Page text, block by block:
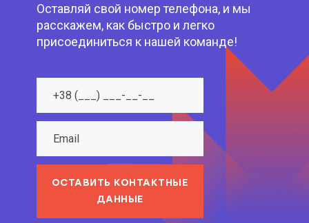
Оставляй свой номер телефона, и мы
расскажем, как быстро и легко
присоединиться к нашей команде!
ОСТАВИТЬ КОНТАКТНЫЕ
ДАННЫЕ